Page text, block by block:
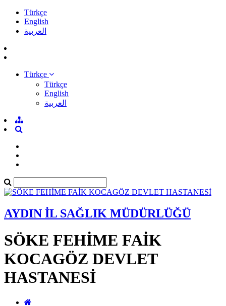
Türkçe
English
العربية
Türkçe
Türkçe
English
العربية
AYDIN İL SAĞLIK MÜDÜRLÜĞÜ
SÖKE FEHİME FAİK
KOCAGÖZ DEVLET
HASTANESİ